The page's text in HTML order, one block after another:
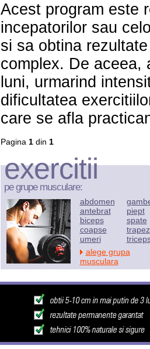
Acest program este
incepatorilor sau
si sa obtina
complex. De aceea,
luni, urmarind
dificultatea
care se afla
Pagina 1din 1
exercitii
pe grupe musculare:
abdomen
antebrat
biceps
coapse
umeri
piept
spate
trapez
alege grupa
musculara